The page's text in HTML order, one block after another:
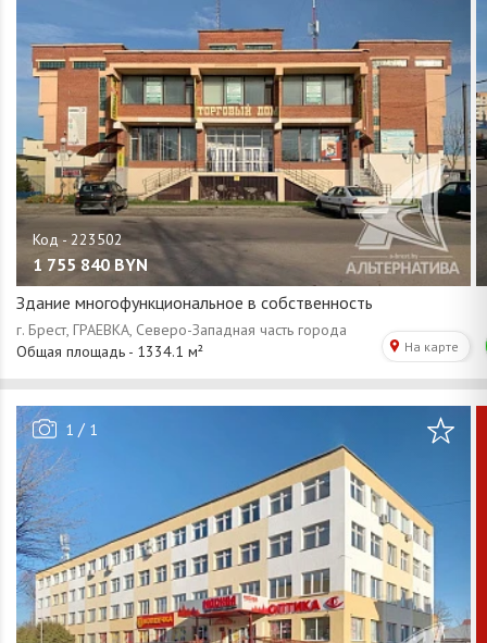
1 755 840 BYN
Здание многофункциональное в собственность
1 / 1